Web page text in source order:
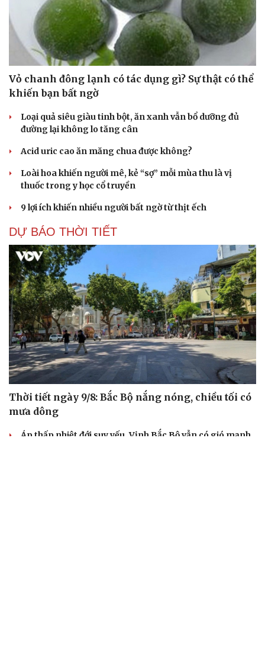
Vỏ chanh đông lạnh có tác dụng gì? Sự thật có thể
khiến bạn bất ngờ
Loại quả siêu giàu tinh bột, ăn xanh vẫn bổ dưỡng đủ
đường lại không lo tăng cân
Acid uric cao ăn măng chua được không?
Loài hoa khiến người mê, kẻ “sợ” mỗi mùa thu là vị
thuốc trong y học cổ truyền
9 lợi ích khiến nhiều người bất ngờ từ thịt ếch
DỰ BÁO THỜI TIẾT
Thời tiết ngày 9/8: Bắc Bộ nắng nóng, chiều tối có
mưa dông
Áp thấp nhiệt đới suy yếu, Vịnh Bắc Bộ vẫn có gió mạnh